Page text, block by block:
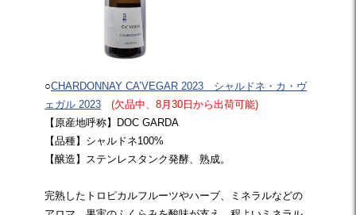
○CHARDONNAY CA’VEGAR 2023 シャルドネ・カ・ヴ
ェガル 2023
(欠品中、8月30日から出荷可能)
【原産地呼称】DOC GARDA
【品種】シャルドネ100%
【醸造】ステンレスタンク発酵、熟成。
完熟したトロピカルフルーツやハーブ、ミネラルなどの